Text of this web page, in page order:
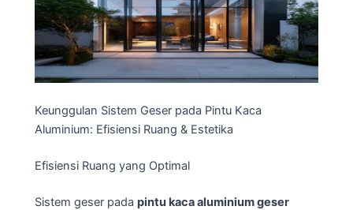
Keunggulan Sistem Geser pada Pintu Kaca
Aluminium: Efisiensi Ruang & Estetika
Efisiensi Ruang yang Optimal
Sistem geser pada pintu kaca aluminium geser